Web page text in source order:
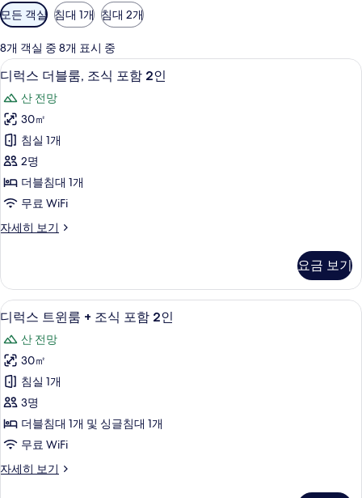
객
실
에
사
용
가
능
한
필
터
모든 객실 침대 1개 침대 2개
8개 객실 중 8개 표시 중
디
럭
스
더
블
룸,
조
포
2
인
사
진
모
두
보
기
디럭스 더블룸, 조식 포함 2인 | 객실
3
디럭스 더블룸, 조식 포함 2인
산 전망
30㎡
침실 1개
2명
더블침대 1개
무료 WiFi
자세히 보기
디
블
룸,
조
식
포
함
2
인
자
세
히
보
요금 보기
디
럭
스
트
윈
룸
+
조
식
디럭스 트윈룸 + 조식 포함 2
2
디럭스 트윈룸 + 조식 포함 2인
산 전망
30㎡
침실 1개
3명
더블침대 1개 및 싱글침대 1개
무료 WiFi
자세히 보기
디